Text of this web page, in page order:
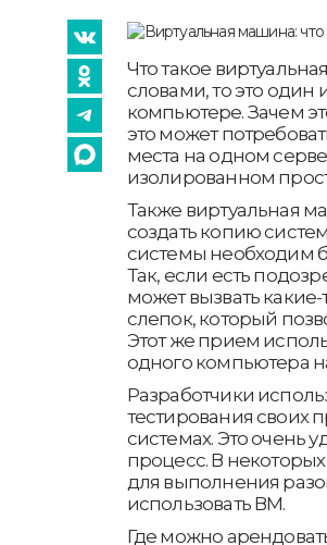
Что такое
словами, то это один
компьютере. Зачем
это может
места на одном
изолированном
Также виртуальная
создать копию
системы необходим
Так, если есть
может вызвать
слепок, который
Этот же прием
одного компьютера
Разработчики
тестирования своих
системах. Это очень
процесс. В
для выполнения
использовать ВМ.
Где можно